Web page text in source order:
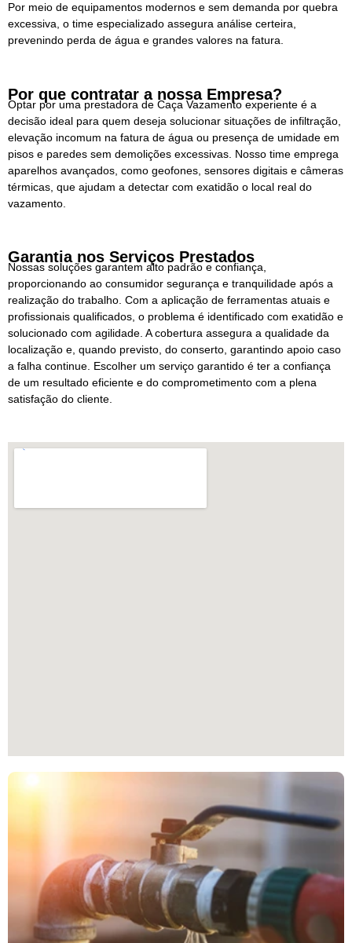
Por meio de equipamentos modernos e sem demanda por quebra
excessiva, o time especializado assegura análise certeira,
prevenindo perda de água e grandes valores na fatura.
Por que contratar a nossa Empresa?
Optar por uma prestadora de Caça Vazamento experiente é a
decisão ideal para quem deseja solucionar situações de infiltração,
elevação incomum na fatura de água ou presença de umidade em
pisos e paredes sem demolições excessivas. Nosso time emprega
aparelhos avançados, como geofones, sensores digitais e câmeras
térmicas, que ajudam a detectar com exatidão o local real do
vazamento.
Garantia nos Serviços Prestados
Nossas soluções garantem alto padrão e confiança,
proporcionando ao consumidor segurança e tranquilidade após a
realização do trabalho. Com a aplicação de ferramentas atuais e
profissionais qualificados, o problema é identificado com exatidão e
solucionado com agilidade. A cobertura assegura a qualidade da
localização e, quando previsto, do conserto, garantindo apoio caso
a falha continue. Escolher um serviço garantido é ter a confiança
de um resultado eficiente e do comprometimento com a plena
satisfação do cliente.